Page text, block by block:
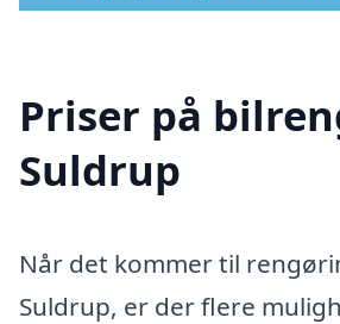
Priser på
Suldrup
Når det kommer til
Suldrup, er der flere